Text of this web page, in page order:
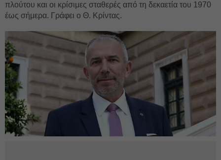
πλούτου και οι κρίσιμες σταθερές από τη δεκαετία του 1970
έως σήμερα. Γράφει ο Θ. Κρίντας.